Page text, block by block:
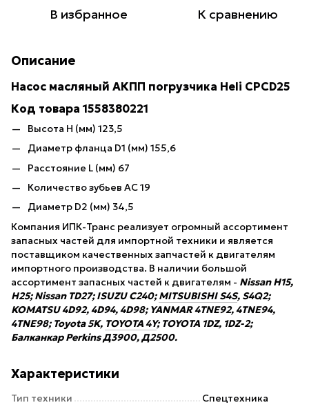
В избранное К сравнению
Описание
Насос масляный АКПП погрузчика Heli CPCD25
Код товара 1558380221
Высота Н (мм) 123,5
Диаметр фланца D1 (мм) 155,6
Расстояние L (мм) 67
Количество зубьев AC 19
Диаметр D2 (мм) 34,5
Компания ИПК-Транс реализует огромный ассортимент
запасных частей для импортной техники и является
поставщиком качественных запчастей к двигателям
импортного производства. В наличии большой
ассортимент запасных частей к двигателям - Nissan H15,
H25; Nissan TD27; ISUZU С240;MITSUBISHI S4S, S4Q2;
KOMATSU 4D92, 4D94, 4D98; YANMAR 4TNE92, 4TNE94,
4TNE98; Toyota 5K, TOYOTA 4Y; TOYOTA 1DZ, 1DZ-2;
Балканкар Perkins Д3900, Д2500.
Характеристики
Тип техники Спецтехника